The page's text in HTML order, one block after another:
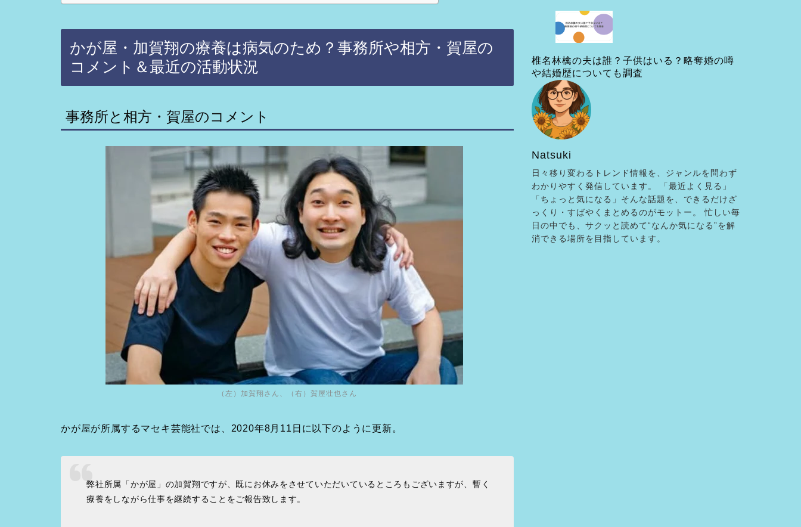
かが屋・加賀翔の療養は病気のため？事務所や相方・賀屋の
コメント＆最近の活動状況
事務所と相方・賀屋のコメント
（左）加賀翔さん、（右）賀屋壮也さん
かが屋が所属するマセキ芸能社では、2020年8月11日に以下のように更新。
弊社所属「かが屋」の加賀翔ですが、既にお休みをさせていただいているところもございますが、暫く
療養をしながら仕事を継続することをご報告致します。
椎名林檎の夫は誰？子供はいる？略奪婚の噂
や結婚歴についても調査
Natsuki
日々移り変わるトレンド情報を、ジャンルを問わず
わかりやすく発信しています。 「最近よく見る」
「ちょっと気になる」そんな話題を、できるだけざ
っくり・すばやくまとめるのがモットー。 忙しい毎
日の中でも、サクッと読めて“なんか気になる”を解
消できる場所を目指しています。